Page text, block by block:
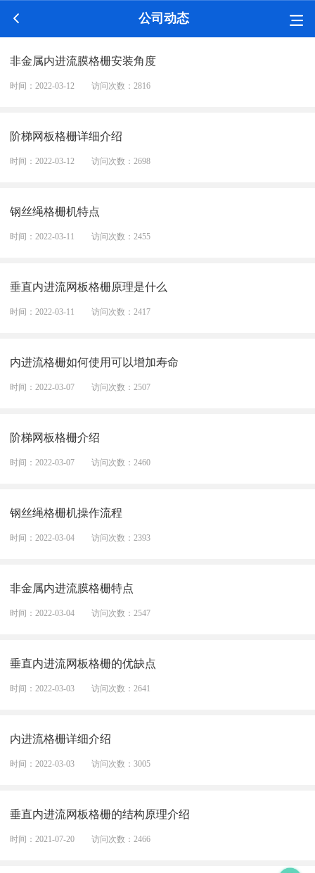
公司动态
非金属内进流膜格栅安装角度
时间：2022-03-12 访问次数：2816
阶梯网板格栅详细介绍
时间：2022-03-12 访问次数：2698
钢丝绳格栅机特点
时间：2022-03-11 访问次数：2455
垂直内进流网板格栅原理是什么
时间：2022-03-11 访问次数：2417
内进流格栅如何使用可以增加寿命
时间：2022-03-07 访问次数：2507
阶梯网板格栅介绍
时间：2022-03-07 访问次数：2460
钢丝绳格栅机操作流程
时间：2022-03-04 访问次数：2393
非金属内进流膜格栅特点
时间：2022-03-04 访问次数：2547
垂直内进流网板格栅的优缺点
时间：2022-03-03 访问次数：2641
内进流格栅详细介绍
时间：2022-03-03 访问次数：3005
垂直内进流网板格栅的结构原理介绍
时间：2021-07-20 访问次数：2466